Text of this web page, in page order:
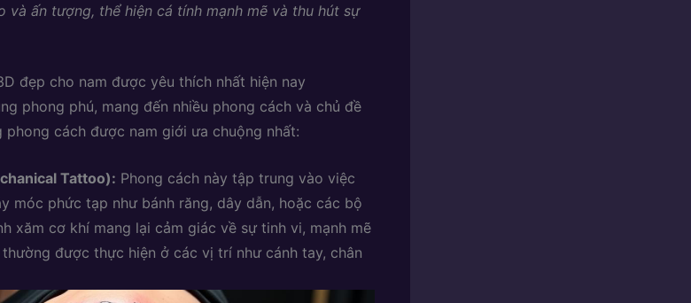
và ấn tượng, thể hiện cá tính mạnh mẽ và thu hút sự
đẹp cho nam được yêu thích nhất hiện nay
phong phú, mang đến nhiều phong cách và chủ đề
phong cách được nam giới ưa chuộng nhất:
Tattoo): Phong cách này tập trung vào việc
móc phức tạp như bánh răng, dây dẫn, hoặc các bộ
xăm cơ khí mang lại cảm giác về sự tinh vi, mạnh mẽ
được thực hiện ở các vị trí như cánh tay, chân